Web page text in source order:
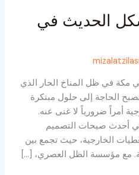
الحديث في
مكة في ظل المناخ الحار الذي
الحاجة إلى حلول مبتكرة
أمراً ضرورياً لا غنى عنه.
أحدث صيحات التصميم
الخارجية، حيث تجمع بين
مع مؤسسة الظل العصري، […]